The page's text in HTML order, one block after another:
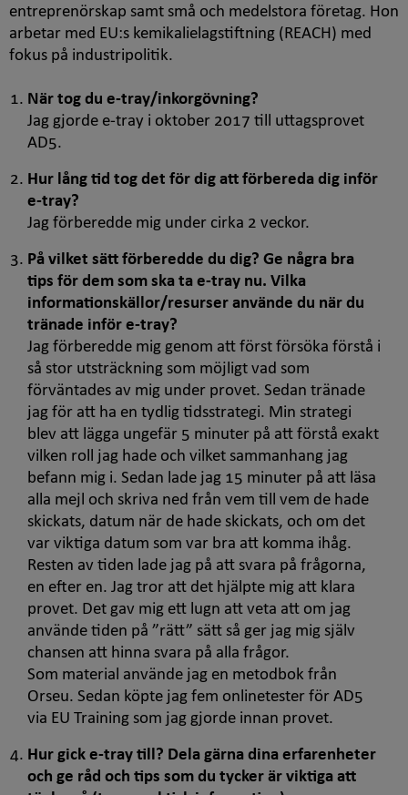
entreprenörskap samt små och medelstora företag. Hon
arbetar med EU:s kemikalielagstiftning (REACH) med
fokus på industripolitik.
När tog du e-tray/inkorgövning?
Jag gjorde e-tray i oktober 2017 till uttagsprovet
AD5.
Hur lång tid tog det för dig att förbereda dig inför
e-tray?
Jag förberedde mig under cirka 2 veckor.
På vilket sätt förberedde du dig? Ge några bra
tips för dem som ska ta e-tray nu. Vilka
informationskällor/resurser använde du när du
tränade inför e-tray?
Jag förberedde mig genom att först försöka förstå i
så stor utsträckning som möjligt vad som
förväntades av mig under provet. Sedan tränade
jag för att ha en tydlig tidsstrategi. Min strategi
blev att lägga ungefär 5 minuter på att förstå exakt
vilken roll jag hade och vilket sammanhang jag
befann mig i. Sedan lade jag 15 minuter på att läsa
alla mejl och skriva ned från vem till vem de hade
skickats, datum när de hade skickats, och om det
var viktiga datum som var bra att komma ihåg.
Resten av tiden lade jag på att svara på frågorna,
en efter en. Jag tror att det hjälpte mig att klara
provet. Det gav mig ett lugn att veta att om jag
använde tiden på ”rätt” sätt så ger jag mig själv
chansen att hinna svara på alla frågor.
Som material använde jag en metodbok från
Orseu. Sedan köpte jag fem onlinetester för AD5
via EU Training som jag gjorde innan provet.
Hur gick e-tray till? Dela gärna dina erfarenheter
och ge råd och tips som du tycker är viktiga att